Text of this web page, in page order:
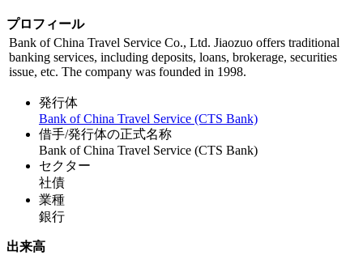
プロフィール
Bank of China Travel Service Co., Ltd. Jiaozuo offers traditional
banking services, including deposits, loans, brokerage, securities
issue, etc. The company was founded in 1998.
発行体
Bank of China Travel Service (CTS Bank)
借手/発行体の正式名称
Bank of China Travel Service (CTS Bank)
セクター
社債
業種
銀行
出来高